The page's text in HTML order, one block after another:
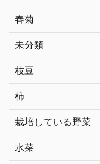
春菊
未分類
枝豆
柿
栽培している野菜
水菜